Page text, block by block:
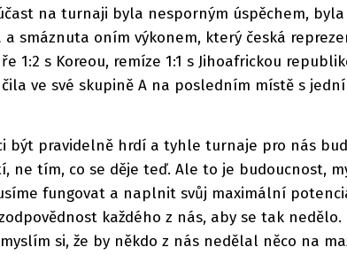
na turnaji byla nesporným úspěchem,
smáznuta oním výkonem, který česká
1:2 s Koreou, remíze 1:1 s Jihoafrickou
ve své skupině A na posledním místě s
být pravidelně hrdí a tyhle turnaje pro nás
ne tím, co se děje teď. Ale to je budoucnost,
fungovat a naplnit svůj maximální
každého z nás, aby se tak nedělo.
si, že by někdo z nás nedělal něco na